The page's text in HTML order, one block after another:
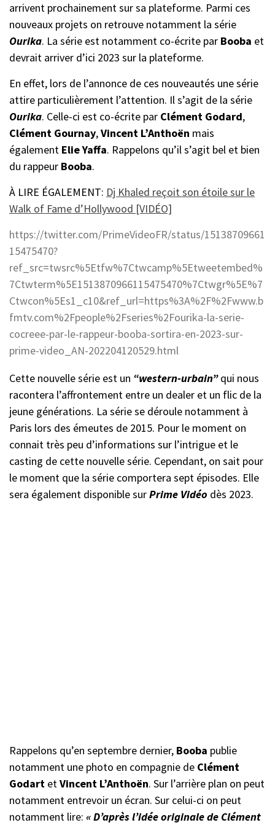
arrivent prochainement sur sa plateforme. Parmi ces
nouveaux projets on retrouve notamment la série
Ourika. La série est notamment co-écrite par Booba et
devrait arriver d’ici 2023 sur la plateforme.
En effet, lors de l’annonce de ces nouveautés une série
attire particulièrement l’attention. Il s’agit de la série
Ourika. Celle-ci est co-écrite par Clément Godard,
Clément Gournay,Vincent L’Anthoën mais
également Elie Yaffa. Rappelons qu’il s’agit bel et bien
du rappeur Booba.
À LIRE ÉGALEMENT: Dj Khaled reçoit son étoile sur le
Walk of Fame d’Hollywood [VIDÉO]
https://twitter.com/PrimeVideoFR/status/15138709661
15475470?
ref_src=twsrc%5Etfw%7Ctwcamp%5Etweetembed%
7Ctwterm%5E1513870966115475470%7Ctwgr%5E%7
Ctwcon%5Es1_c10&ref_url=https%3A%2F%2Fwww.b
fmtv.com%2Fpeople%2Fseries%2Fourika-la-serie-
cocreee-par-le-rappeur-booba-sortira-en-2023-sur-
prime-video_AN-202204120529.html
Cette nouvelle série est un “western-urbain”qui nous
racontera l’affrontement entre un dealer et un flic de la
jeune générations. La série se déroule notamment à
Paris lors des émeutes de 2015. Pour le moment on
connait très peu d’informations sur l’intrigue et le
casting de cette nouvelle série. Cependant, on sait pour
le moment que la série comportera sept épisodes. Elle
sera également disponible surPrime Vidéo dès 2023.
Rappelons qu’en septembre dernier, Booba publie
notamment une photo en compagnie de Clément
Godart etVincent L’Anthoën. Sur l’arrière plan on peut
notamment entrevoir un écran. Sur celui-ci on peut
notamment lire: « D’après l’idée originale de Clément